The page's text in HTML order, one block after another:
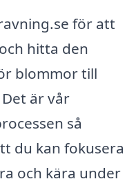
för att
hitta den
blommor till
är vår
så
du kan fokusera
och kära under